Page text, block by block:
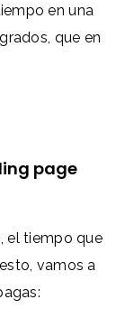
en una
que en
page
el tiempo que
vamos a